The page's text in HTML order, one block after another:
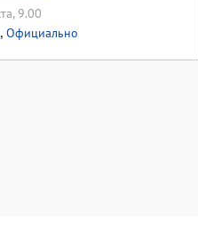
9.00
, Официально